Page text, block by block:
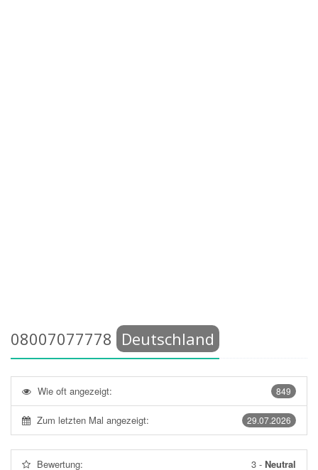
08007077778 Deutschland
849
Wie oft angezeigt:
29.07.2026
Zum letzten Mal angezeigt:
Bewertung: 3 - Neutral